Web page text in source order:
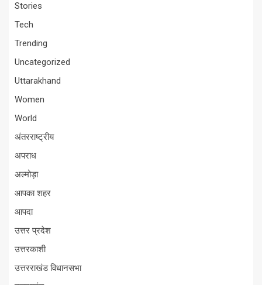
Stories
Tech
Trending
Uncategorized
Uttarakhand
Women
World
अंतरराष्ट्रीय
अपराध
अल्मोड़ा
आपका शहर
आपदा
उत्तर प्रदेश
उत्तरकाशी
उत्तरराखंड विधानसभा